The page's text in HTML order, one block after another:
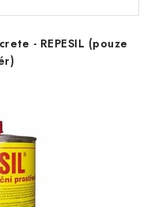
- REPESIL (pouze